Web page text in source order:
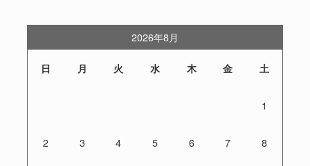
2026年8月
日 月 火 水 木 金 土
1
2 3 4 5 6 7 8